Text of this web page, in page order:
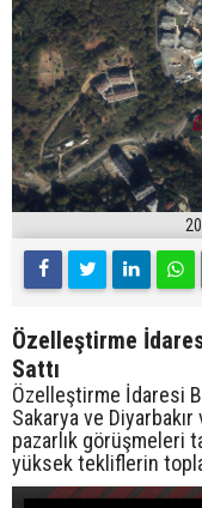
Özelleştirme
Sattı
Özelleştirme İdaresi
Sakarya ve Diyarbakır
pazarlık görüşmeleri
yüksek tekliflerin